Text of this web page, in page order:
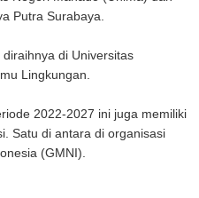
Putra Surabaya.
di Universitas
Lingkungan.
2022-2027 ini juga memiliki
Satu di antara di organisasi
(GMNI).